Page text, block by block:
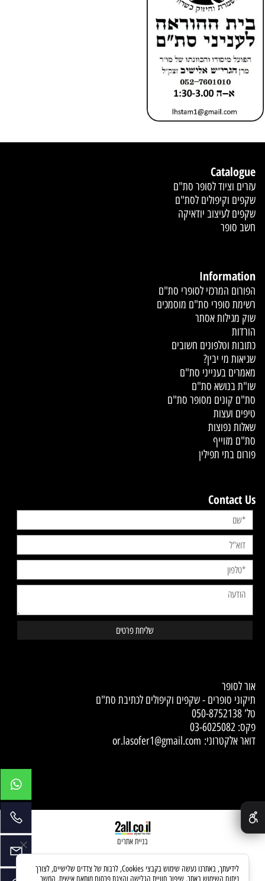
Catalogue
עזרים וציוד לסופר סת"ם
שקפים וקיפולים לסת"ם
שקפים לעיצוב יודאיקה
חשב סופר
Information
הפורום המרכזי לסופרי סת"ם
רשימת סופרי סת"ם מוסמכים
שוק מגילות אסתר
הורדות
כתובות וטלפונים חשובים
שגיאות מי יבין?
מאמרים בענייני סת"ם
שו"ת בנושא סת"ם
סת"ם קונים מסופר סת"ם
טיפים ועצות
שאלות נפוצות
סת"ם מזוייף
פורום בתי תפילין
Contact Us
אור לסופר
תיקוני סופרים - שקפים וקיפולים לכתיבת סת"ם
טל' 050-8752138
פקס: 03-6025082
דואר אלקטרוני: or.lasofer1@gmail.com
בניית אתרים
לידיעתך, באתרנו נעשה שימוש בקבצי Cookies, לרבות של צדדים שלישיים, לצורך
ניתוח השימוש באתר, שיפור חוויית הגלישה והצגת פרסום מותאם אישית. המשך